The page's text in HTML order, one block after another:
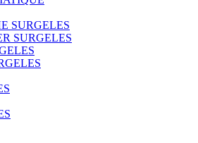
SURGELES
SURGELES